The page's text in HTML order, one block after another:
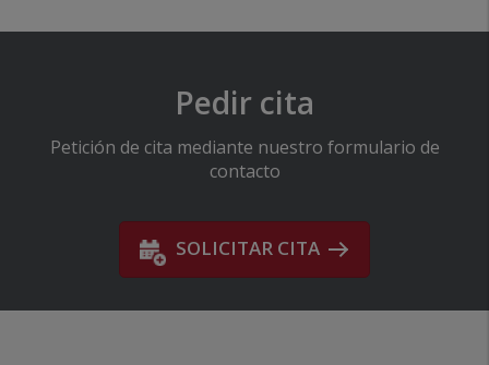
Pedir cita
Petición de cita mediante nuestro formulario de
contacto
SOLICITAR CITA